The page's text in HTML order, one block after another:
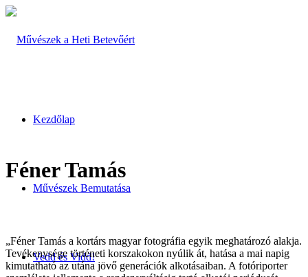
Kezdőlap
Művészek Bemutatása
Vedd és Vidd!
Féner Tamás
„Féner Tamás a kortárs magyar fotográfia egyik meghatározó alakja.
Tevékenysége történeti korszakokon nyúlik át, hatása a mai napig
kimutatható az utána jövő generációk alkotásaiban. A fotóriporter